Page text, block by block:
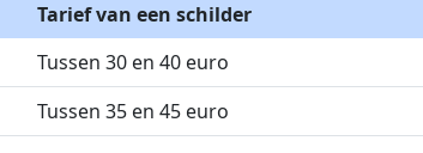
Tarief van een schilder
Tussen 30 en 40 euro
Tussen 35 en 45 euro